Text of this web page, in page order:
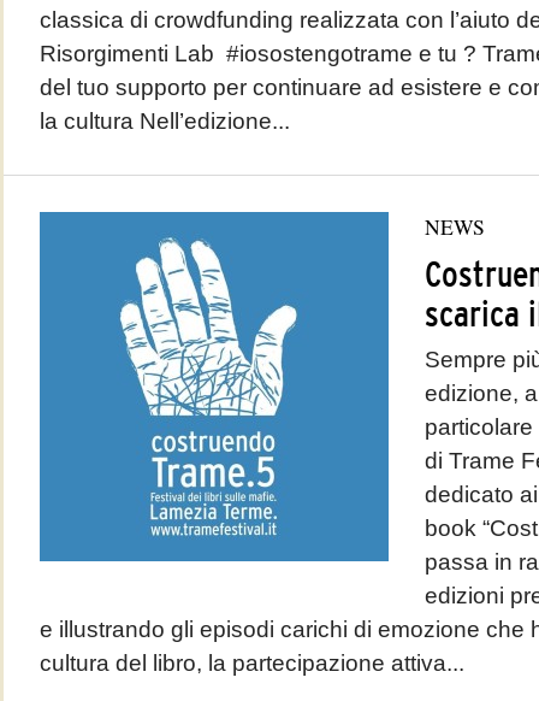
classica di crowdfunding realizzata con l’aiuto
Risorgimenti Lab #iosostengotrame e tu ?
del tuo supporto per continuare ad esistere e
la cultura Nell’edizione...
NEWS
scarica
Sempre
edizione,
di Trame
dedicato
book
passa in
edizioni
e illustrando gli episodi carichi di emozione che
cultura del libro, la partecipazione attiva...